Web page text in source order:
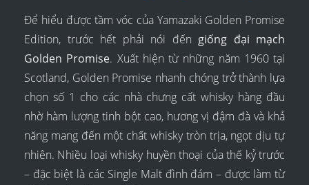
Để hiểu được tầm vóc của Yamazaki Golden Promise
Edition, trước hết phải nói đến giống đại mạch
Golden Promise. Xuất hiện từ những năm 1960 tại
Scotland, Golden Promise nhanh chóng trở thành lựa
chọn số 1 cho các nhà chưng cất whisky hàng đầu
nhờ hàm lượng tinh bột cao, hương vị đậm đà và khả
năng mang đến một chất whisky tròn trịa, ngọt dịu tự
nhiên. Nhiều loại whisky huyền thoại của thế kỷ trước
– đặc biệt là các Single Malt đình đám – được làm từ